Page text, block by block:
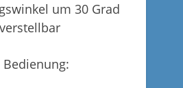
um 30 Grad
verstellbar
Bedienung: